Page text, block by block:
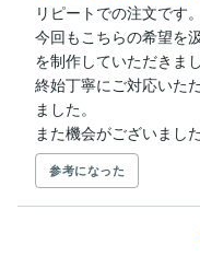
リピートでの注文です。
今回もこちらの希望を
を制作していただきまし
終始丁寧にご対応いた
ました。
また機会がございまし
参考になった